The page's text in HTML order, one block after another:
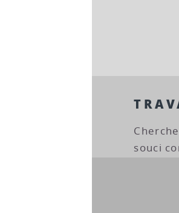
souci